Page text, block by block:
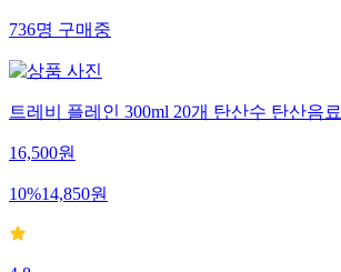
736명 구매중
트레비 플레인 300ml 20개 탄산수 탄산음료
16,500원
10%14,850원